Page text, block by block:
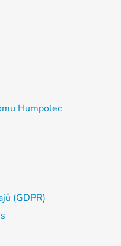
Humpolec
(GDPR)